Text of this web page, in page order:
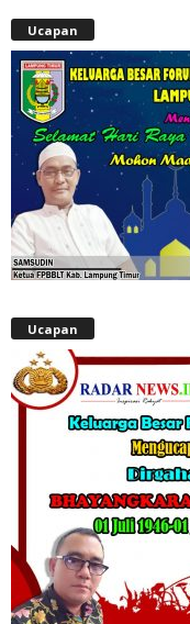
Ucapan
Ucapan